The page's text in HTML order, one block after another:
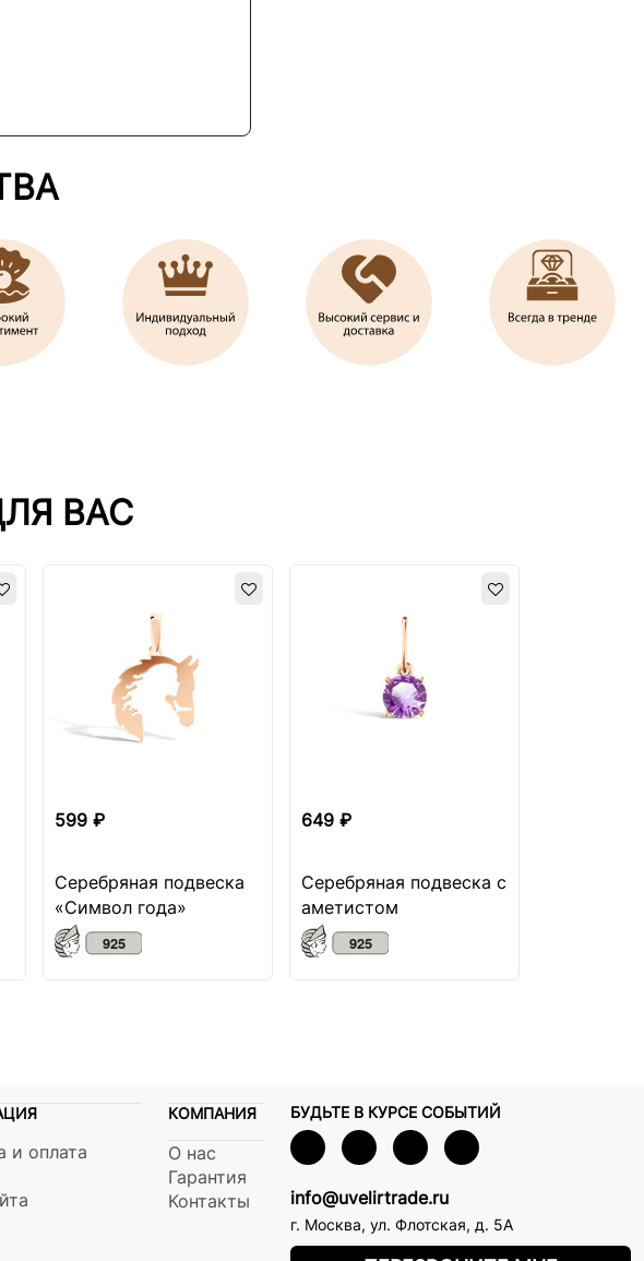
ВАС
599 ₽
Серебряная подвеска
«Символ года»
649 ₽
Серебряная подвеска с
аметистом
и оплата
КОМПАНИЯ
О нас
Гарантия
Контакты
БУДЬТЕ В КУРСЕ СОБЫТИЙ
info@uvelirtrade.ru
г. Москва, ул. Флотская, д. 5А